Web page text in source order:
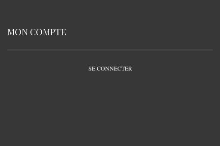
MON COMPTE
SE CONNECTER